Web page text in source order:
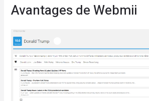
Avantages de Webmii